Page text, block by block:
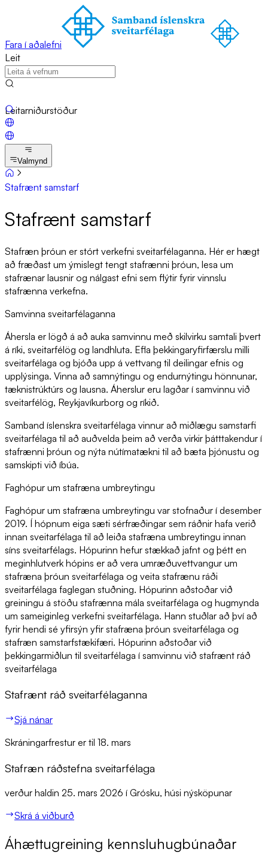
Fara í aðalefni
Leit
Leitarniðurstöður
Valmynd
Stafrænt samstarf
Sta­f­rænt sam­starf
Stafræn þróun er stórt verkefni sveitarfélaganna. Hér er hægt
að fræðast um ýmislegt tengt stafrænni þróun, lesa um
stafrænar lausnir og nálgast efni sem flýtir fyrir vinnslu
stafrænna verkefna.
Samvinna sveitarfélaganna
Áhersla er lögð á að auka samvinnu með skilvirku samtali þvert
á ríki, sveitarfélög og landhluta. Efla þekkingaryfirfærslu milli
sveitarfélaga og bjóða upp á vettvang til deilingar efnis og
upplýsinga. Vinna að samnýtingu og endurnýtingu hönnunar,
tæknistrúktúrs og lausna. Áherslur eru lagðar í samvinnu við
sveitarfélög, Reykjavíkurborg og ríkið.
Samband íslenskra sveitarfélaga vinnur að miðlægu samstarfi
sveitarfélaga til að auðvelda þeim að verða virkir þátttakendur í
stafrænni þróun og nýta nútímatækni til að bæta þjónustu og
samskipti við íbúa.
Faghópur um stafræna umbreytingu
Faghópur um stafræna umbreytingu var stofnaður í desember
2019. Í hópnum eiga sæti sérfræðingar sem ráðnir hafa verið
innan sveitarfélaga til að leiða stafræna umbreytingu innan
síns sveitarfélags. Hópurinn hefur stækkað jafnt og þétt en
meginhlutverk hópins er að vera umræðuvettvangur um
stafræna þróun sveitarfélaga og veita stafrænu ráði
sveitarfélaga faglegan stuðning. Hópurinn aðstoðar við
greiningu á stöðu stafrænna mála sveitarfélaga og hugmynda
um sameiginleg verkefni sveitarfélaga. Hann stuðlar að því að
fyrir hendi sé yfirsýn yfir stafræna þróun sveitarfélaga og
stafræn samstarfstækifæri. Hópurinn aðstoðar við
þekkingarmiðlun til sveitarfélaga í samvinnu við stafrænt ráð
sveitarfélaga
Stafrænt ráð sveitarfélaganna
Sjá nánar
Skráningarfrestur er til 18. mars
Stafræn ráðstefna sveitarfélaga
verður haldin 25. mars 2026 í Grósku, húsi nýsköpunar
Skrá á viðburð
Áhættu­grein­ing kennslu­hug­bún­að­ar